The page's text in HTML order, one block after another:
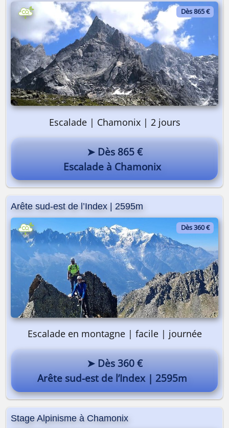
Dès 865 €
Escalade | Chamonix | 2 jours
➤ Dès 865 €
Escalade à Chamonix
Arête sud-est de l’Index | 2595m
Dès 360 €
Escalade en montagne | facile | journée
➤ Dès 360 €
Arête sud-est de l’Index | 2595m
Stage Alpinisme à Chamonix